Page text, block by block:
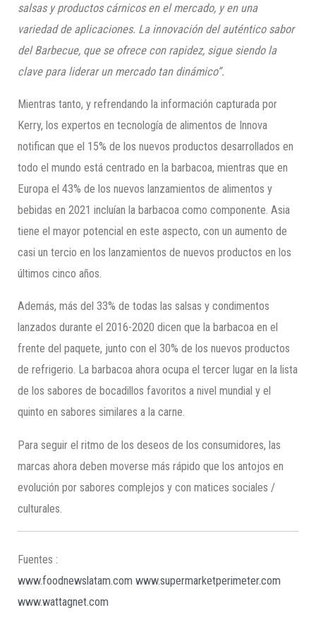
salsas y productos cárnicos en el mercado, y en una
variedad de aplicaciones. La innovación del auténtico sabor
del Barbecue, que se ofrece con rapidez, sigue siendo la
clave para liderar un mercado tan dinámico”.
Mientras tanto, y refrendando la información capturada por
Kerry, los expertos en tecnología de alimentos de Innova
notifican que el 15% de los nuevos productos desarrollados en
todo el mundo está centrado en la barbacoa, mientras que en
Europa el 43% de los nuevos lanzamientos de alimentos y
bebidas en 2021 incluían la barbacoa como componente. Asia
tiene el mayor potencial en este aspecto, con un aumento de
casi un tercio en los lanzamientos de nuevos productos en los
últimos cinco años.
Además, más del 33% de todas las salsas y condimentos
lanzados durante el 2016-2020 dicen que la barbacoa en el
frente del paquete, junto con el 30% de los nuevos productos
de refrigerio. La barbacoa ahora ocupa el tercer lugar en la lista
de los sabores de bocadillos favoritos a nivel mundial y el
quinto en sabores similares a la carne.
Para seguir el ritmo de los deseos de los consumidores, las
marcas ahora deben moverse más rápido que los antojos en
evolución por sabores complejos y con matices sociales /
culturales.
Fuentes :
www.foodnewslatam.com www.supermarketperimeter.com
www.wattagnet.com